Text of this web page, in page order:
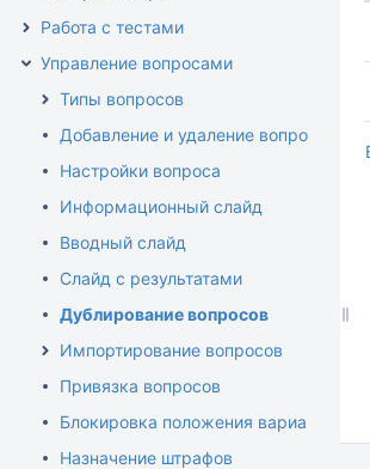
Работа с тестами
Управление вопросами
Типы вопросов
Добавление и удаление вопросов
Настройки вопроса
Информационный слайд
Вводный слайд
Слайд с результатами
Дублирование вопросов
Импортирование вопросов
Привязка вопросов
Блокировка положения варианта
Назначение штрафов